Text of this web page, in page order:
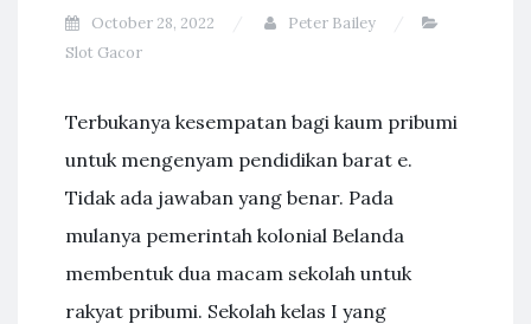
October 28, 2022
Peter Bailey
Slot Gacor
Terbukanya kesempatan bagi kaum pribumi
untuk mengenyam pendidikan barat e.
Tidak ada jawaban yang benar. Pada
mulanya pemerintah kolonial Belanda
membentuk dua macam sekolah untuk
rakyat pribumi. Sekolah kelas I yang